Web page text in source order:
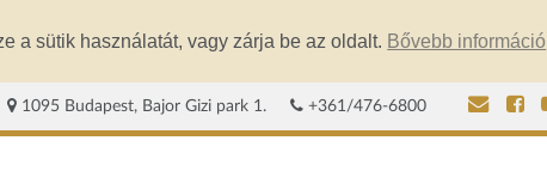
a sütik használatát, vagy zárja be az oldalt. Bővebb információ
1095 Budapest, Bajor Gizi park 1. +361/476-6800